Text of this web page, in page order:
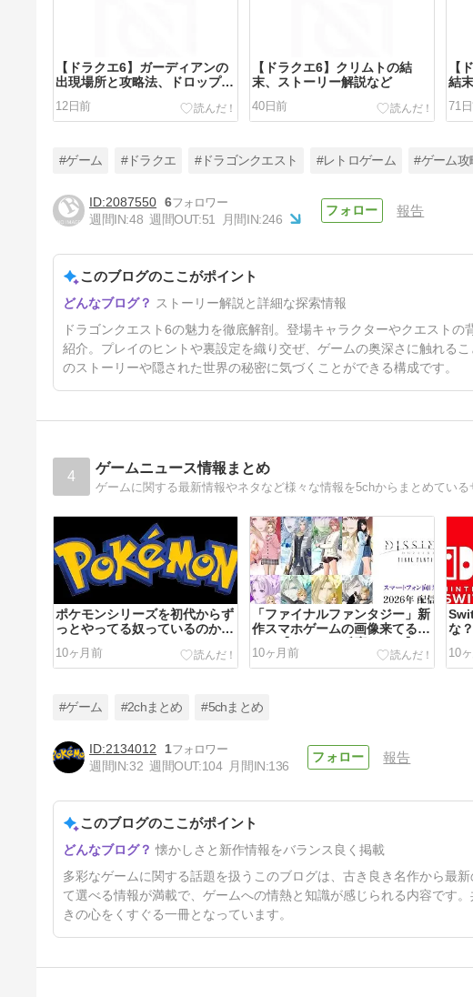
【ドラクエ6】ガーディアンの
出現場所と攻略法、ドロップア
イテムなど
12日前
【ドラクエ6】クリムトの結
末、ストーリー解説など
40日前
【
結
71
こらの行き方、施設、入手でき
るアイテムなど
5ヶ月前
#ゲーム #ドラクエ #ドラゴンクエスト #レトロゲーム #ゲーム攻
2087550 6
週間IN:48 週間OUT:51 月間IN:246
報告
このブログのここがポイント
ストーリー解説と詳細な探索情報
ドラゴンクエスト6の魅力を徹底解剖。登場キャラクターやクエスト
紹介。プレイのヒントや裏設定を織り交ぜ、ゲームの奥深さに触れる
のストーリーや隠された世界の秘密に気づくことができる構成です。
4 ゲームニュース情報まとめ
ゲームに関する最新情報やネタなど様々な情報を5chからまとめている
ポケモンシリーズを初代からず
っとやってる奴っているのか
10ヶ月前
「ファイナルファンタジー」新
作スマホゲームの画像来てる
ぞ！【みんなの反応まとめ】
10ヶ月前
な？
10
なサード製コントローラー発
表！みんなの反応は？
11ヶ月前
#ゲーム #2chまとめ #5chまとめ
2134012
1
週間IN:32 週間OUT:104 月間IN:136
報告
このブログのここがポイント
懐かしさと新作情報をバランス良く掲載
多彩なゲームに関する話題を扱うこのブログは、古き良き名作から最
て選べる情報が満載で、ゲームへの情熱と知識が感じられる内容です
きの心をくすぐる一冊となっています。